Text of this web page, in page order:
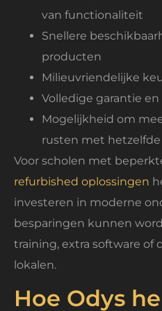
van functionaliteit
Snellere
producten
Milieuvriendelijke
Volledige garantie
Mogelijkheid om
rusten met
Voor scholen met
refurbished oplossingen
investeren in moderne
besparingen kunnen
training, extra software of
lokalen.
Hoe Odys